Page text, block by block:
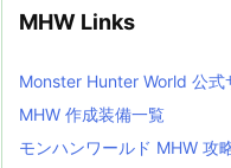
MHW Links
Monster Hunter World 公式
MHW 作成装備一覧
モンハンワールド MHW 攻